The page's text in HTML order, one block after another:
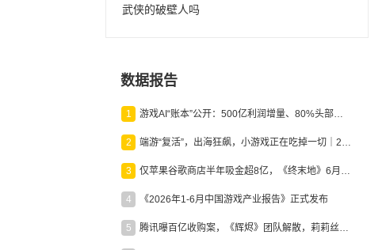
武侠的破壁人吗
数据报告
1 游戏AI“账本”公开：500亿利润增量、80%头部入局，谁在闷声发财？
2 端游“复活”，出海狂飙，小游戏正在吃掉一切｜2026上半年产业报告
3 仅苹果谷歌商店半年吸金超8亿，《终末地》6月份收入显著回暖
4 《2026年1-6月中国游戏产业报告》正式发布
5 腾讯曝百亿收购案，《辉烬》团队解散，莉莉丝新作曝光｜陀螺周报